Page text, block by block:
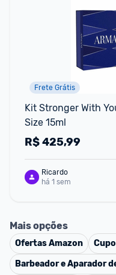
Frete Grátis
Kit Stronger With
Size 15ml
R$425,99
Ricardo
há 1 sem
Mais opções
OfertasAmazon
Barbeador e Aparador